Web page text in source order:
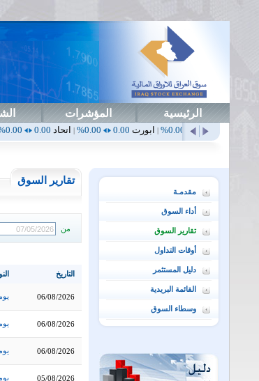
الرئيسية المؤشرات
ابورت |اتحاد0.00
|اثاث0.86
مقدمـة
أداء السوق
تقارير السوق
أوقات التداول
دليل المستثمر
القائمة البريدية
وسطاء السوق
تقارير السوق
من
التاريخ
06/08/2026
06/08/2026
06/08/2026
05/08/2026